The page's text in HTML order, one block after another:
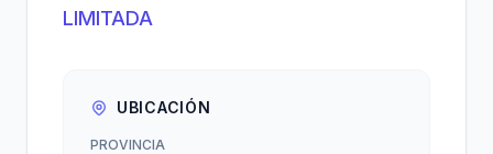
LIMITADA
UBICACIÓN
PROVINCIA